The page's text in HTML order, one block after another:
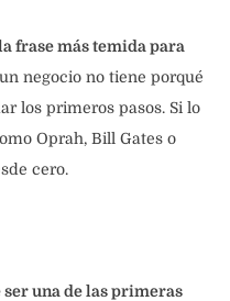
frase más temida para
negocio no tiene porqué
los primeros pasos. Si lo
Oprah, Bill Gates o
cero.
ser una de las primeras